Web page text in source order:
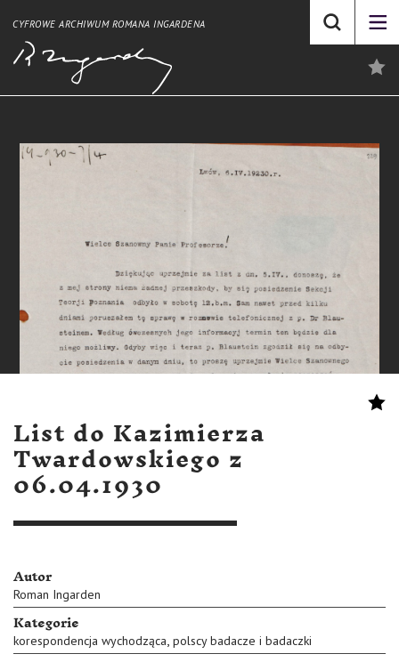
CYFROWE ARCHIWUM ROMANA INGARDENA
List do Kazimierza
Twardowskiego z
06.04.1930
Autor
Roman Ingarden
Kategorie
korespondencja wychodząca, polscy badacze i badaczki